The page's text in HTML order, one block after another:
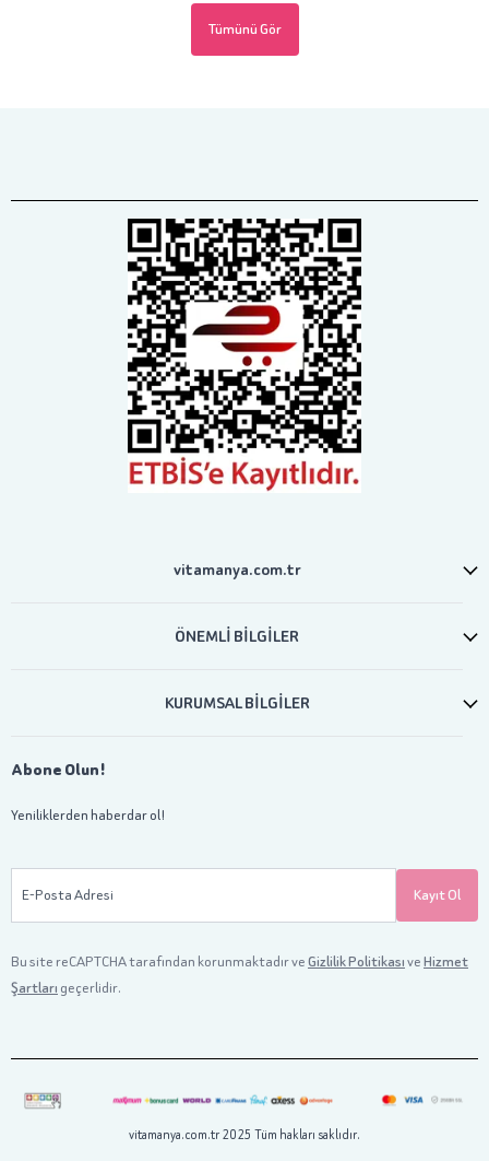
Tümünü Gör
vitamanya.com.tr
ÖNEMLİ BİLGİLER
KURUMSAL BİLGİLER
Abone Olun!
Yeniliklerden haberdar ol!
E-Posta Adresi Kayıt Ol
Bu site reCAPTCHA tarafından korunmaktadır veGizlilik PolitikasıveHizmet
Şartları geçerlidir.
vitamanya.com.tr 2025 Tüm hakları saklıdır.